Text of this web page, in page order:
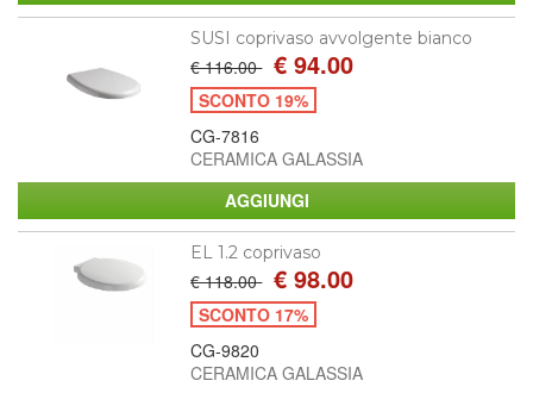
SUSI coprivaso avvolgente bianco
€ 116.00 € 94.00
SCONTO 19%
CG-7816
CERAMICA GALASSIA
EL 1.2 coprivaso
€ 118.00 € 98.00
SCONTO 17%
CG-9820
CERAMICA GALASSIA